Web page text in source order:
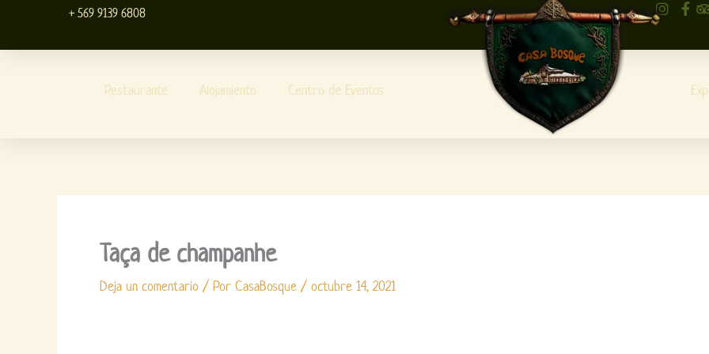
+ 569 9139 6808
Restaurante Alojamiento Centro de Eventos
Taça de champanhe
Deja un comentario / Por CasaBosque / octubre 14, 2021